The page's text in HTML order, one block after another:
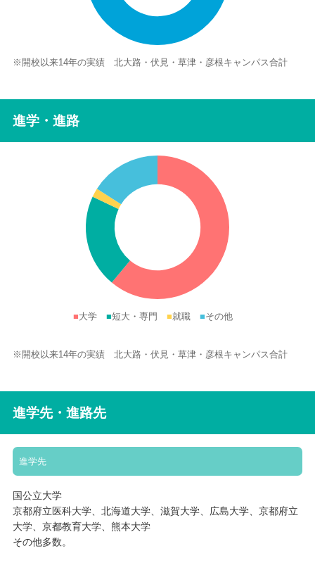
※開校以来14年の実績 北大路・伏見・草津・彦根キャンパス合計
進学・進路
■大学 ■短大・専門 ■就職 ■その他
※開校以来14年の実績 北大路・伏見・草津・彦根キャンパス合計
進学先・進路先
進学先
国公立大学
京都府立医科大学、北海道大学、滋賀大学、広島大学、京都府立
大学、京都教育大学、熊本大学
その他多数。